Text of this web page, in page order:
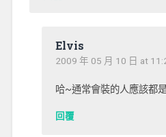
Elvis
2009 年 05 月 10 日 at
哈~通常會裝的人應該都
回覆